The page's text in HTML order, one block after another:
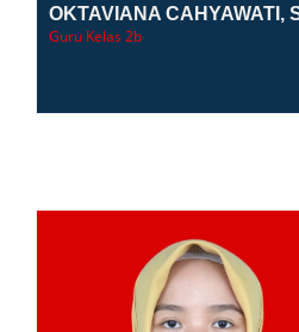
OKTAVIANA CAHYAWATI,
Guru Kelas 2b